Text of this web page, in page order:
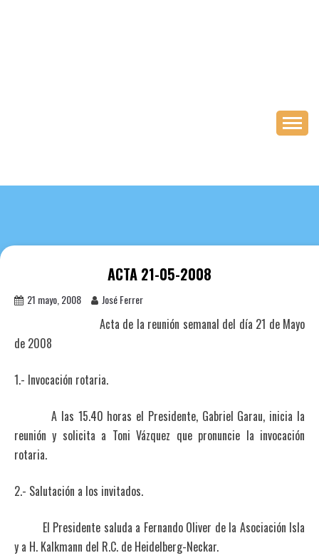
ACTA 21-05-2008
21 mayo, 2008 José Ferrer
Acta de la reunión semanal del día 21 de Mayo
de 2008
1.- Invocación rotaria.
A las 15.40 horas el Presidente, Gabriel Garau, inicia la
reunión y solicita a Toni Vázquez que pronuncie la invocación
rotaria.
2.- Salutación a los invitados.
El Presidente saluda a Fernando Oliver de la Asociación Isla
y a H. Kalkmann del R.C. de Heidelberg-Neckar.